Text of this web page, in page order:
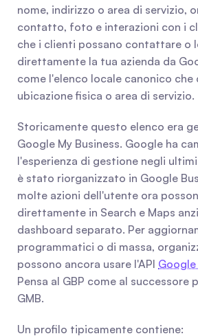
nome, indirizzo o area di servizio,
contatto, foto e interazioni con i
che i clienti possano contattare o
direttamente la tua azienda da
come l'elenco locale canonico
ubicazione fisica o area di servizio.
Storicamente questo elenco era
Google My Business. Google ha
l'esperienza di gestione negli
è stato riorganizzato in Google
molte azioni dell'utente ora
direttamente in Search e Maps
dashboard separato. Per
programmatici o di massa,
possono ancora usare l'API Google
Pensa al GBP come al successore
GMB.
Un profilo tipicamente contiene: